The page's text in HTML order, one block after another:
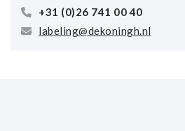
+31 (0)26 741 00 40
labeling@dekoningh.nl